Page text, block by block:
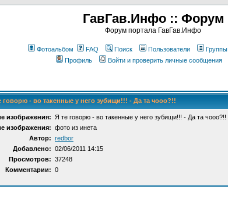
ГавГав.Инфо :: Форум
Форум портала ГавГав.Инфо
Фотоальбом FAQ Поиск Пользователи Группы
Профиль
Войти и проверить личные сообщения
говорю - во такенные у него зубищи!!! - Да та чооо?!!
изображения: Я те говорю - во такенные у него зубищи!!! - Да та чооо?!!
изображения: фото из инета
Автор: redbor
Добавлено: 02/06/2011 14:15
Просмотров: 37248
Комментарии: 0